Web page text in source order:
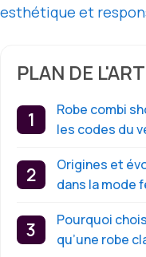
esthétique et
PLAN DE
Robe combi
les codes du
Origines et
dans la mode
Pourquoi
qu’une robe